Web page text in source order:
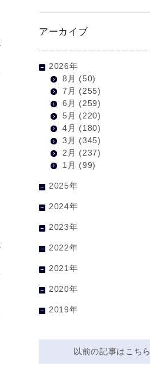
アーカイブ
2026年
8月 (50)
7月 (255)
6月 (259)
5月 (220)
4月 (180)
3月 (345)
2月 (237)
1月 (99)
2025年
2024年
2023年
2022年
2021年
2020年
2019年
以前の記事はこちら